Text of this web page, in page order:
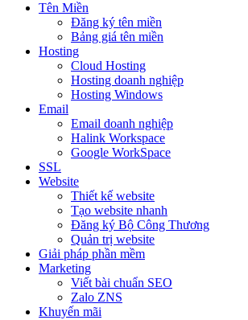
Tên Miền
Đăng ký tên miền
Bảng giá tên miền
Hosting
Cloud Hosting
Hosting doanh nghiệp
Hosting Windows
Email
Email doanh nghiệp
Halink Workspace
Google WorkSpace
SSL
Website
Thiết kế website
Tạo website nhanh
Đăng ký Bộ Công Thương
Quản trị website
Giải pháp phần mềm
Marketing
Viết bài chuẩn SEO
Zalo ZNS
Khuyến mãi